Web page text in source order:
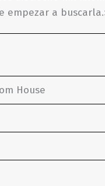
empezar a
House